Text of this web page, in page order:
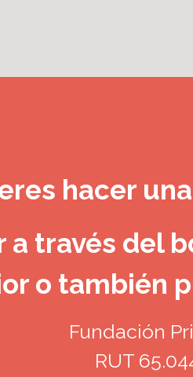
hacer
a través del
o también
Fundación
RUT